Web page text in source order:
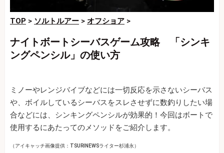
TOP > ソルトルアー > オフショア >
ナイトボートシーバスゲーム攻略 「シンキ
ングペンシル」の使い方
ミノーやレンジバイブなどには一切反応を示さないシーバス
や、ボイルしているシーバスをスレさせずに数釣りしたい場
合などには、シンキングペンシルが効果的！今回はボートで
使用するにあたってのメソッドをご紹介します。
（アイキャッチ画像提供：TSURINEWSライター杉浦永）